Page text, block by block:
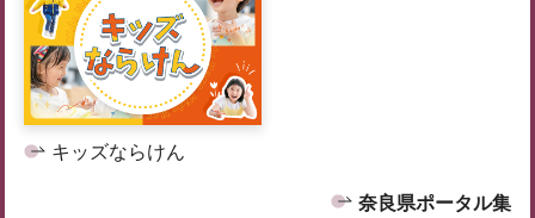
キッズならけん
奈良県ポータル集